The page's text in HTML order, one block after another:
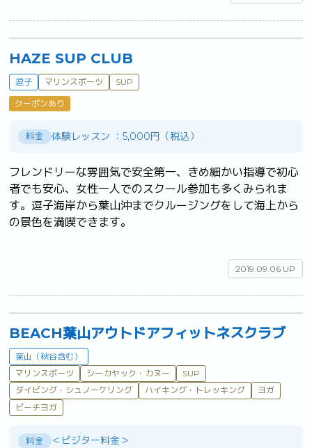
HAZE SUP CLUB
逗子 マリンスポーツ SUP
クーポンあり
料金 体験レッスン ：5,000円（税込）
フレンドリーな雰囲気で安全第一、きめ細かい指導で初心
者でも安心、女性一人でのスクール参加も多くみられま
す。逗子海岸から葉山沖までクルージングをして海上から
の景色を満喫できます。
2019.09.06 UP
BEACH葉山アウトドアフィットネスクラブ
葉山（秋谷含む）
マリンスポーツ
シーカヤック・カヌー
SUP
ダイビング・シュノーケリング
ハイキング・トレッキング
ヨガ
ビーチヨガ
料金
＜ビジター料金＞